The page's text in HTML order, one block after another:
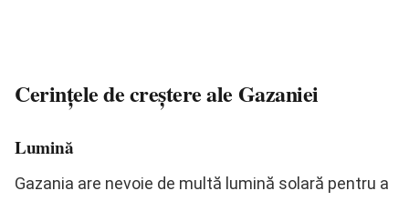
Cerințele de creștere ale Gazaniei
Lumină
Gazania are nevoie de multă lumină solară pentru a